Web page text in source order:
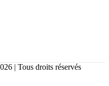
| Tous droits réservés